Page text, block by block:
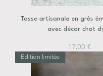
Tasse artisanale en grès
avec décor chat
Prix
17,00 €
Edition limitée